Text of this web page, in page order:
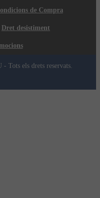
de Compra
Dret desistiment
Tots els drets reservats.